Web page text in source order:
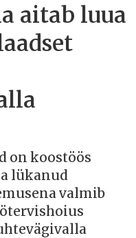
aitab luua
on koostöös
lükanud
valmib